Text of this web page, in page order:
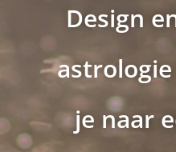
Design
je naar